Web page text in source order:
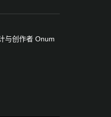
与创作者 Onum